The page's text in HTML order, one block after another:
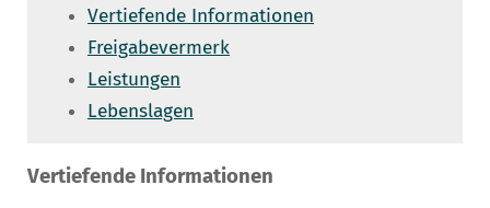
Vertiefende Informationen
Freigabevermerk
Leistungen
Lebenslagen
Vertiefende Informationen